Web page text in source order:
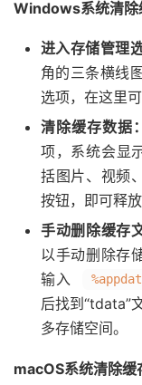
Windows系统清除
进入存储管理选
角的三条横线
选项，在这里
清除缓存数据：
项，系统会显
括图片、视频
按钮，即可释放
手动删除缓存
以手动删除存
输入
后找到“tdata”
多存储空间。
macOS系统清除缓